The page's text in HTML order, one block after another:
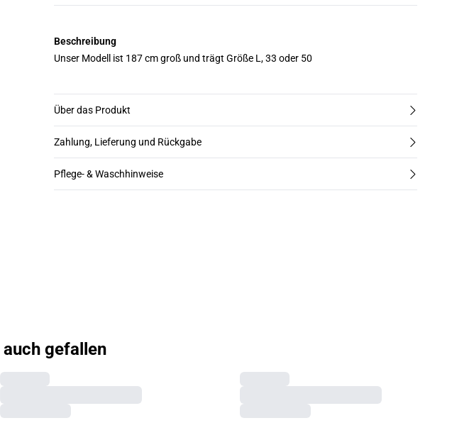
Beschreibung
Unser Modell ist 187 cm groß und trägt Größe L, 33 oder 50
Über das Produkt
Zahlung, Lieferung und Rückgabe
Pflege- & Waschhinweise
gefallen